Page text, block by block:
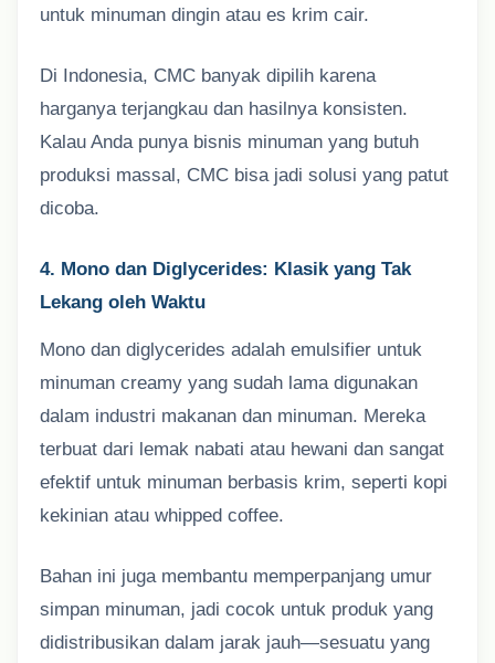
untuk minuman dingin atau es krim cair.
Di Indonesia, CMC banyak dipilih karena
harganya terjangkau dan hasilnya konsisten.
Kalau Anda punya bisnis minuman yang butuh
produksi massal, CMC bisa jadi solusi yang patut
dicoba.
4. Mono dan Diglycerides: Klasik yang Tak
Lekang oleh Waktu
Mono dan diglycerides adalah emulsifier untuk
minuman creamy yang sudah lama digunakan
dalam industri makanan dan minuman. Mereka
terbuat dari lemak nabati atau hewani dan sangat
efektif untuk minuman berbasis krim, seperti kopi
kekinian atau whipped coffee.
Bahan ini juga membantu memperpanjang umur
simpan minuman, jadi cocok untuk produk yang
didistribusikan dalam jarak jauh—sesuatu yang